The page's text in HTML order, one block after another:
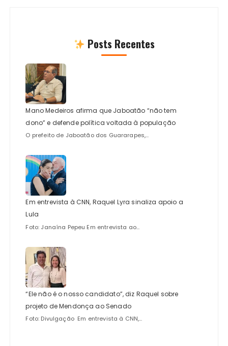
Posts Recentes
Mano Medeiros afirma que Jaboatão “não tem
dono” e defende política voltada à população
O prefeito de Jaboatão dos Guararapes,...
Em entrevista à CNN, Raquel Lyra sinaliza apoio a
Lula
Foto: Janaína Pepeu Em entrevista ao...
“Ele não é o nosso candidato”, diz Raquel sobre
projeto de Mendonça ao Senado
Foto: Divulgação Em entrevista à CNN,...